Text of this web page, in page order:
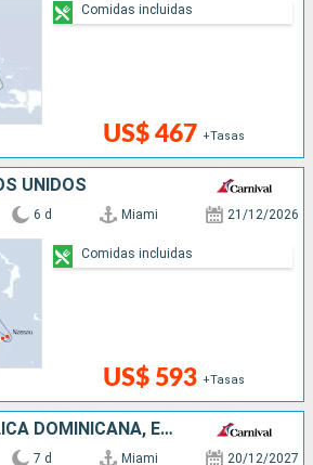
US$ 467 +Tasas
Comidas incluidas
UNIDOS
6 d Miami 21/12/2026
US$ 593 +Tasas
Comidas incluidas
BAHAMAS, REPÚBLICA DOMINICANA, ESTADOS UNIDOS
7 d Miami 20/12/2027